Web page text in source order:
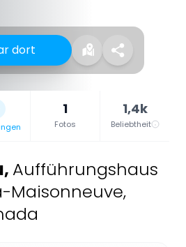
dort
1
Fotos
1,4k
Beliebtheit
, Aufführungshaus
Maisonneuve,